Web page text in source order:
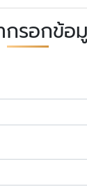
รอกข้อ